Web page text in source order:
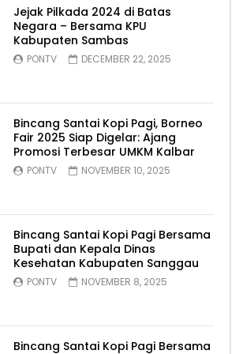
Jejak Pilkada 2024 di Batas
Negara – Bersama KPU
Kabupaten Sambas
PONTV DECEMBER 22, 2025
Bincang Santai Kopi Pagi, Borneo
Fair 2025 Siap Digelar: Ajang
Promosi Terbesar UMKM Kalbar
PONTV NOVEMBER 10, 2025
Bincang Santai Kopi Pagi Bersama
Bupati dan Kepala Dinas
Kesehatan Kabupaten Sanggau
PONTV NOVEMBER 8, 2025
Bincang Santai Kopi Pagi Bersama